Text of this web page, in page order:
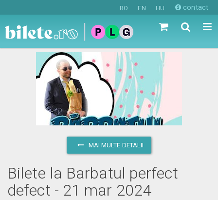
RO EN HU contact
MAI MULTE DETALII
Bilete la Barbatul perfect
defect - 21 mar 2024